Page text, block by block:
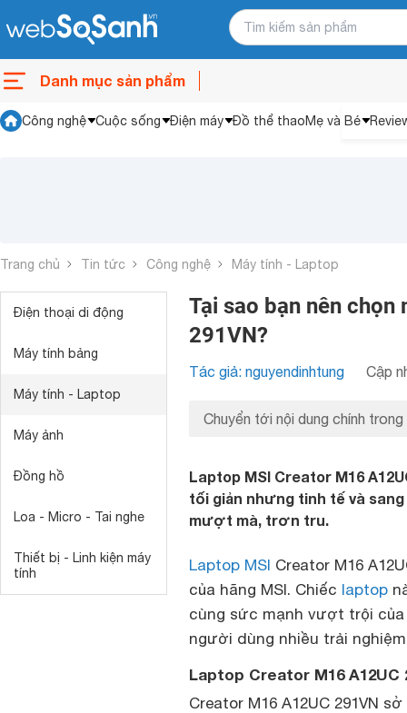
Danh mục sản phẩm
Công nghệ Cuộc sống Điện máy Đồ thể thaoMẹ và Bé
Trang chủ Tin tức Công nghệ Máy tính - Laptop
Điện thoại di động
Máy tính bảng
Máy tính - Laptop
Máy ảnh
Đồng hồ
Loa - Micro - Tai nghe
Thiết bị - Linh kiện máy
tính
Tại sao bạn nên
291VN?
Tác giả: nguyendinhtung Cập
Chuyển tới nội dung chính trong
Laptop MSI Creator M16
tối giản nhưng tinh tế và
mượt mà, trơn tru.
Laptop MSI Creator M16
của hãng MSI. Chiếc laptop
cùng sức mạnh vượt trội
người dùng nhiều trải
Laptop Creator M16
Creator M16 A12UC 291VN